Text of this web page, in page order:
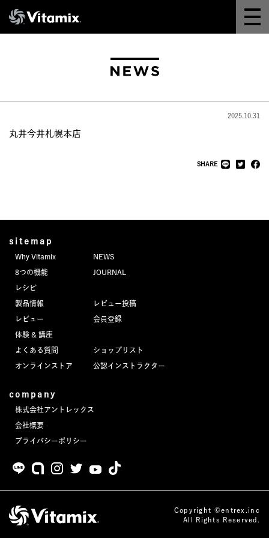
JOURNAL
2025.10.31
丸井今井札幌本店
SHARE
sitemap
Why Vitamix
8つの機能
レシピ
製品情報
レビュー
体験 & 講座
よくある質問
オンラインストア
NEWS
JOURNAL
レビュー投稿
会員登録
ショップリスト
公認インストラクター
company
株式会社アントレックス
会社概要
プライバシーポリシー
Copyright ©entrex.inc
All Rights Reserved.